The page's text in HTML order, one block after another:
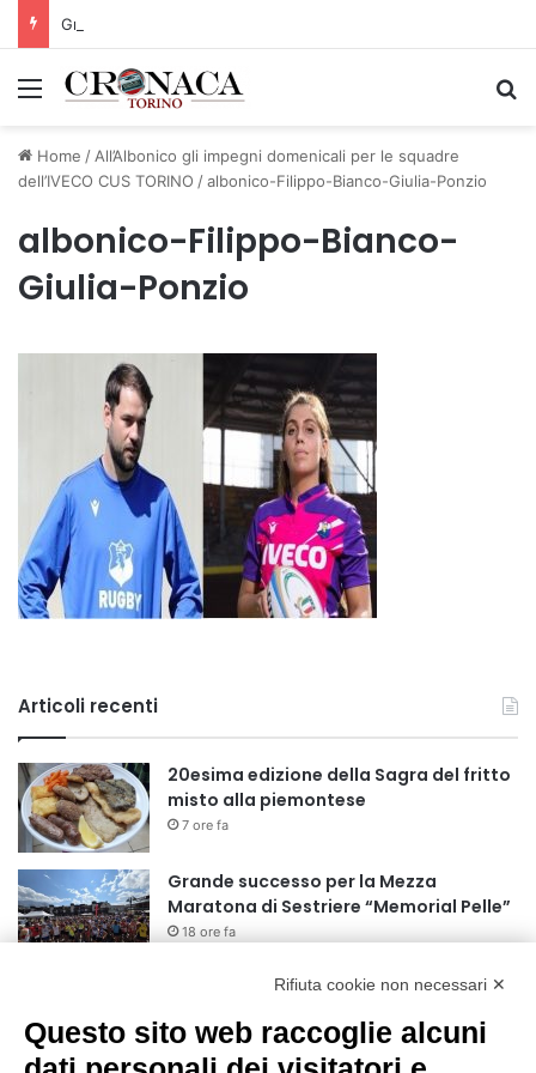
Menu
Home /All’Albonico gli impegni domenicali per le squadre
dell’IVECO CUS TORINO /albonico-Filippo-Bianco-Giulia-Ponzio
albonico-Filippo-Bianco-
Giulia-Ponzio
Articoli recenti
20esima edizione della Sagra del fritto
misto alla piemontese
7 ore fa
Grande successo per la Mezza
Maratona di Sestriere “Memorial Pelle”
18 ore fa
Basket Torino: gli allenamenti Pre-
agosto
1 giorno fa
Rifiuta cookie non necessari ✕
Questo sito web raccoglie alcuni